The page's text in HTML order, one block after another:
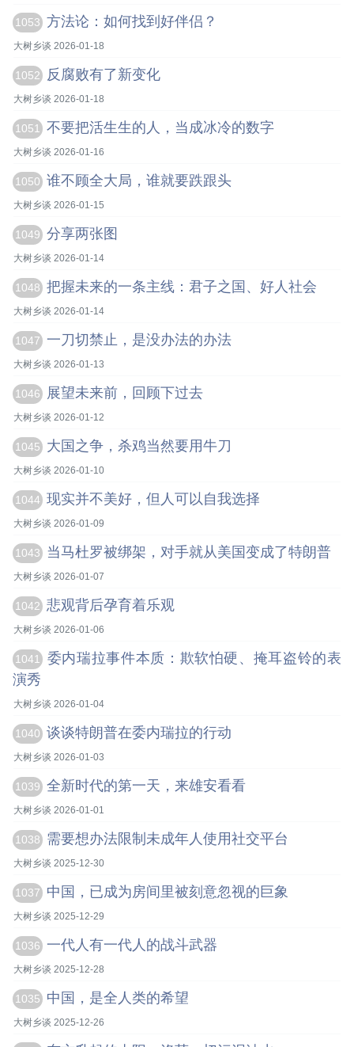
1053 方法论：如何找到好伴侣？
大树乡谈 2026-01-18
1052 反腐败有了新变化
大树乡谈 2026-01-18
1051 不要把活生生的人，当成冰冷的数字
大树乡谈 2026-01-16
1050 谁不顾全大局，谁就要跌跟头
大树乡谈 2026-01-15
1049 分享两张图
大树乡谈 2026-01-14
1048 把握未来的一条主线：君子之国、好人社会
大树乡谈 2026-01-14
1047 一刀切禁止，是没办法的办法
大树乡谈 2026-01-13
1046 展望未来前，回顾下过去
大树乡谈 2026-01-12
1045 大国之争，杀鸡当然要用牛刀
大树乡谈 2026-01-10
1044 现实并不美好，但人可以自我选择
大树乡谈 2026-01-09
1043 当马杜罗被绑架，对手就从美国变成了特朗普
大树乡谈 2026-01-07
1042 悲观背后孕育着乐观
大树乡谈 2026-01-06
1041
委内瑞拉事件本质：欺软怕硬、掩耳盗铃的表
演秀
大树乡谈 2026-01-04
1040 谈谈特朗普在委内瑞拉的行动
大树乡谈 2026-01-03
1039 全新时代的第一天，来雄安看看
大树乡谈 2026-01-01
1038 需要想办法限制未成年人使用社交平台
大树乡谈 2025-12-30
1037 中国，已成为房间里被刻意忽视的巨象
大树乡谈 2025-12-29
1036 一代人有一代人的战斗武器
大树乡谈 2025-12-28
1035 中国，是全人类的希望
大树乡谈 2025-12-26